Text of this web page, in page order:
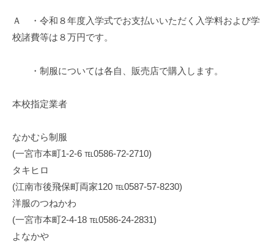
Ａ ・令和８年度入学式でお支払いいただく入学料および学
校諸費等は８万円です。
・制服については各自、販売店で購入します。
本校指定業者
なかむら制服
(一宮市本町1-2-6 ℡0586-72-2710)
タキヒロ
(江南市後飛保町両家120 ℡0587-57-8230)
洋服のつねかわ
(一宮市本町2-4-18 ℡0586-24-2831)
よなかや